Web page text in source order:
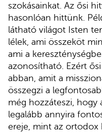
szokásainkat. Az ősi
hasonlóan hittünk.
látható világot Isten
lélek, ami összeköt
ami a
azonosítható. Ezért
abban, amit a
összegzi a
még hozzáteszi, hogy
legalább annyira
ereje, mint az ortodox